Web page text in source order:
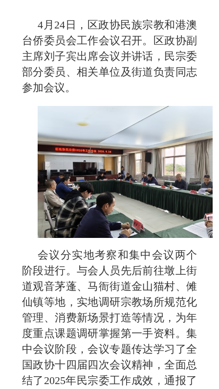
4月24日，区政协民族宗教和港澳
台侨委员会工作会议召开。区政协副
主席刘子宾出席会议并讲话，民宗委
部分委员、相关单位及街道负责同志
参加会议。
会议分实地考察和集中会议两个
阶段进行。与会人员先后前往墩上街
道观音茅蓬、马衙街道金山猫村、傩
仙镇等地，实地调研宗教场所规范化
管理、消费新场景打造等情况，为年
度重点课题调研掌握第一手资料。集
中会议阶段，会议专题传达学习了全
国政协十四届四次会议精神，全面总
结了2025年民宗委工作成效，通报了